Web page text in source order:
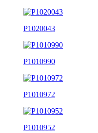
P1020043
P1010990
P1010972
P1010952